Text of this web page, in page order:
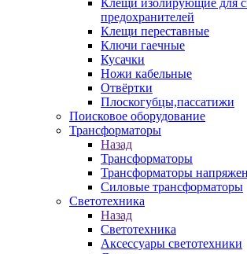
Клещи изолирующие для
предохранителей
Клещи переставные
Ключи гаечные
Кусачки
Ножи кабельные
Отвёртки
Плоскогубцы,пассатижи
Поисковое оборудование
Трансформаторы
Назад
Трансформаторы
Трансформаторы
Силовые трансформаторы
Светотехника
Назад
Светотехника
Аксессуары светотехники